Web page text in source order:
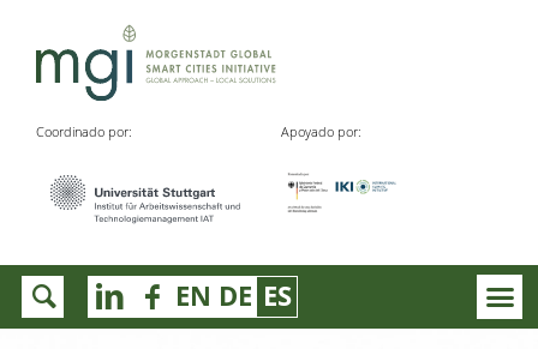
Coordinado por: Apoyado por:
EN DE ES